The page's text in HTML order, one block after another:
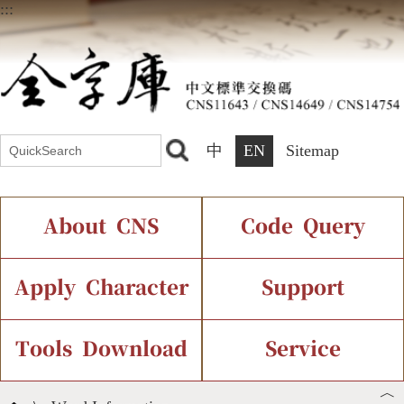
:::
中 EN Sitemap
About CNS
Introduction Current Status
Chinese Code Status
Code Query
IDS Query
Components Query
Apply Character
Application Process
Support
Font Instant Display
Tools Download Service
︿